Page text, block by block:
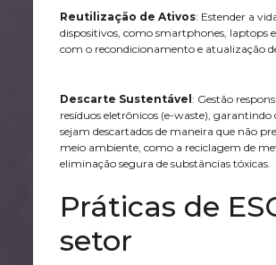
Reutilização de Ativos: Estender a
dispositivos, como smartphones, laptops e
com o recondicionamento e atualização
Descarte Sustentável : Gestão
resíduos eletrônicos (e-waste), garantindo
sejam descartados de maneira que não
meio ambiente, como a reciclagem de
eliminação segura de substâncias tóxicas.
Práticas de
setor